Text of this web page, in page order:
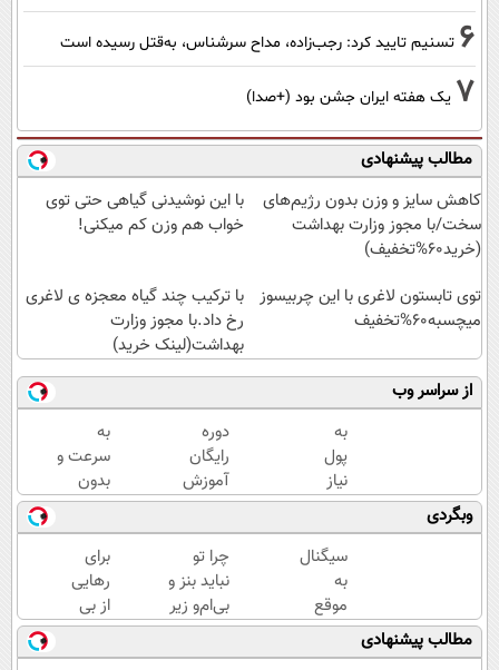
6 تسنیم تایید کرد: رجب‌زاده، مداح سرشناس، به‌قتل رسیده است
7 یک هفته ایران جشن بود (+صدا)
مطالب پیشنهادی
کاهش سایز و وزن بدون رژیم‌های
سخت/با مجوز وزارت بهداشت
(خرید60%تخفیف)
با این نوشیدنی گیاهی حتی توی
خواب هم وزن کم میکنی!
توی تابستون لاغری با این چربیسوز
میچسبه60%تخفیف
با ترکیب چند گیاه معجزه ی لاغری
رخ داد.با مجوز وزارت
بهداشت(لینک خرید)
از سراسر وب
به
پول
نیاز
داری؟
همین
الان
این
دوره
رایگان
رو
دوره
رایگان
آموزش
ارز
دیجیتال
با مهدی
بندری
به
سرعت و
بدون
دردسر به
ثروت
برسید
(دوره
کاملا
رایگان
پولسازی)
وبگردی
سیگنال
به
موقع
سرمایه
گذاری
چرا تو
نباید بنز و
بی‌ام‌و زیر
پات
باشه؟
برای
رهایی
از بی
پولی
دیدن
مطالب پیشنهادی